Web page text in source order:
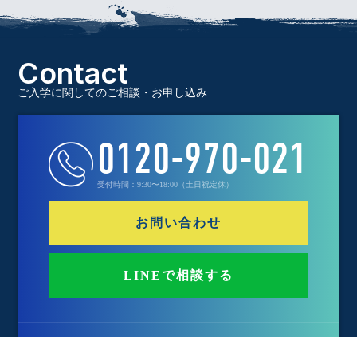
Contact
ご入学に関してのご相談・お申し込み
0120-970-021
受付時間：9:30〜18:00（土日祝定休）
お問い合わせ
LINEで相談する